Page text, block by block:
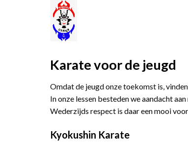
Karate voor de jeugd
Omdat de jeugd onze toekomst is,
In onze lessen besteden we aandacht
Wederzijds respect is daar een mooi
Kyokushin Karate